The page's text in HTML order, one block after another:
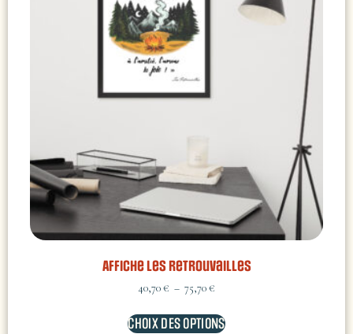
Affiche Les retrouvailles
40,70€ – 75,70€
CHOIX DES OPTIONS